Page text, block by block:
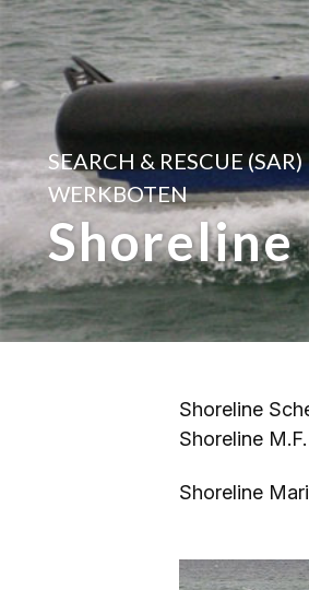
SEARCH & RESCUE (SAR)
WERKBOTEN
Shoreline
Shoreline
Shoreline